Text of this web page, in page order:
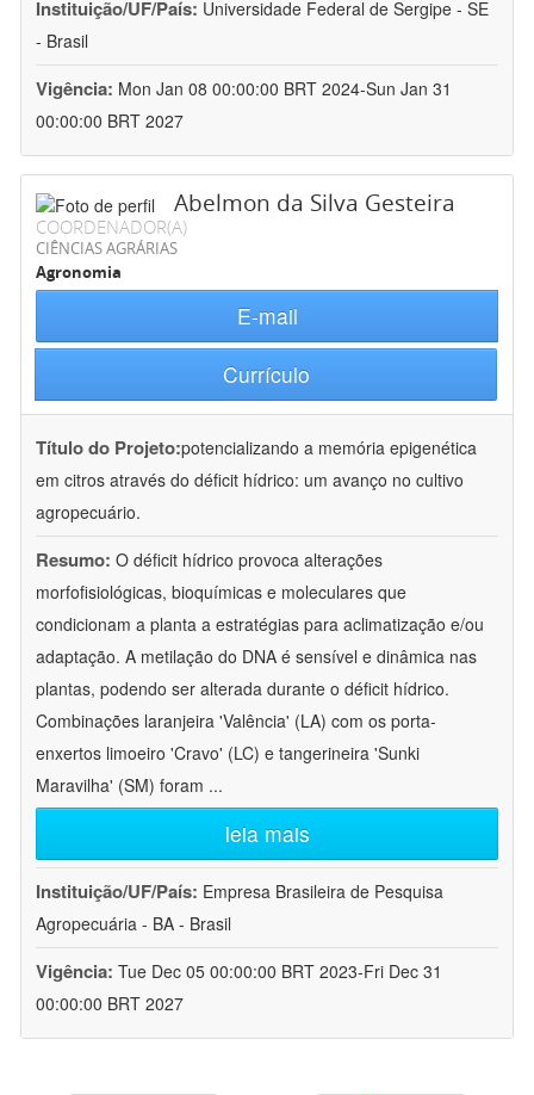
Instituição/UF/País: Universidade Federal de Sergipe - SE
- Brasil
Vigência: Mon Jan 08 00:00:00 BRT 2024-Sun Jan 31
00:00:00 BRT 2027
Abelmon da Silva Gesteira
COORDENADOR(A)
CIÊNCIAS AGRÁRIAS
Agronomia
E-mail
Currículo
Título do Projeto:potencializando a memória epigenética
em citros através do déficit hídrico: um avanço no cultivo
agropecuário.
Resumo: O déficit hídrico provoca alterações
morfofisiológicas, bioquímicas e moleculares que
condicionam a planta a estratégias para aclimatização e/ou
adaptação. A metilação do DNA é sensível e dinâmica nas
plantas, podendo ser alterada durante o déficit hídrico.
Combinações laranjeira 'Valência' (LA) com os porta-
enxertos limoeiro 'Cravo' (LC) e tangerineira 'Sunki
Maravilha' (SM) foram ...
leia mais
Instituição/UF/País: Empresa Brasileira de Pesquisa
Agropecuária - BA - Brasil
Vigência: Tue Dec 05 00:00:00 BRT 2023-Fri Dec 31
00:00:00 BRT 2027